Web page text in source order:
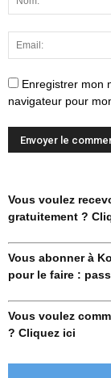
Enregistrer mon
navigateur pour
Vous voulez
gratuitement ?
Vous abonner à
pour le faire :
Vous voulez
? Cliquez ici